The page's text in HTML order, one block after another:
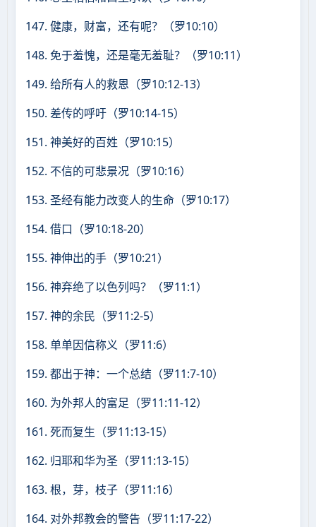
147. 健康，财富，还有呢？（罗10:10）
148. 免于羞愧，还是毫无羞耻？（罗10:11）
149. 给所有人的救恩（罗10:12-13）
150. 差传的呼吁（罗10:14-15）
151. 神美好的百姓（罗10:15）
152. 不信的可悲景况（罗10:16）
153. 圣经有能力改变人的生命（罗10:17）
154. 借口（罗10:18-20）
155. 神伸出的手（罗10:21）
156. 神弃绝了以色列吗？（罗11:1）
157. 神的余民（罗11:2-5）
158. 单单因信称义（罗11:6）
159. 都出于神：一个总结（罗11:7-10）
160. 为外邦人的富足（罗11:11-12）
161. 死而复生（罗11:13-15）
162. 归耶和华为圣（罗11:13-15）
163. 根，芽，枝子（罗11:16）
164. 对外邦教会的警告（罗11:17-22）